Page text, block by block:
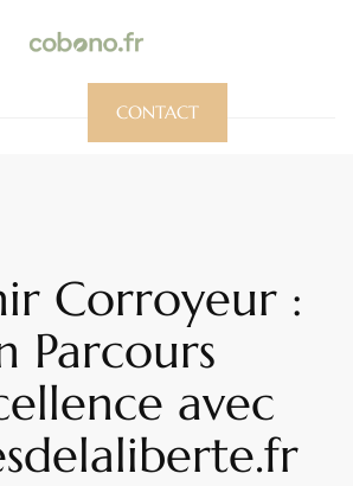
CONTACT
Corroyeur :
Parcours
avec